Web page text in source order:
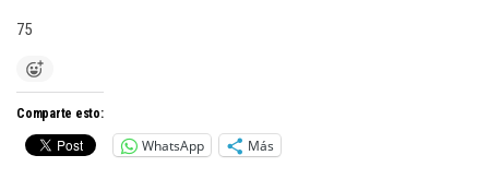
75
Comparte esto:
WhatsApp Más